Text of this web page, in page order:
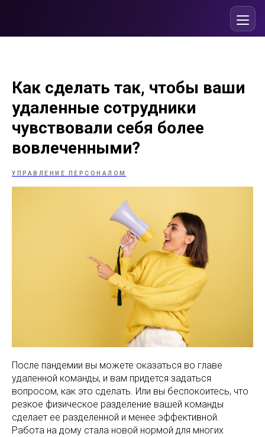
Как сделать так, чтобы ваши
удаленные сотрудники
чувствовали себя более
вовлеченными?
УПРАВЛЕНИЕ ПЕРСОНАЛОМ
После пандемии вы можете оказаться во главе
удаленной команды, и вам придется задаться
вопросом, как это сделать. Или вы беспокоитесь, что
резкое физическое разделение вашей команды
сделает ее разделенной и менее эффективной.
Работа на дому стала новой нормой для многих